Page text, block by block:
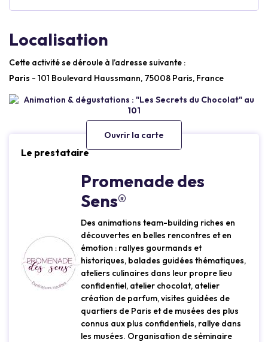
Localisation
Cette activité se déroule à l’adresse suivante :
Paris - 101 Boulevard Haussmann, 75008 Paris, France
Ouvrir la carte
Le prestataire
Promenade des
Sens®
Des animations team-building riches en
découvertes en belles rencontres et en
émotion : rallyes gourmands et
historiques, balades guidées thématiques,
ateliers culinaires dans leur propre lieu
confidentiel, atelier chocolat, atelier
création de parfum, visites guidées de
quartiers de Paris et de musées des plus
connus aux plus confidentiels, rallye dans
les musées. Organisation de séminaire